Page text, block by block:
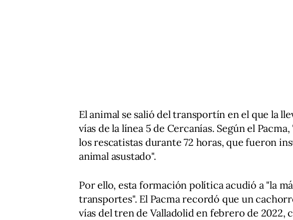
El animal se salió del transportín en el que la
vías de la línea 5 de Cercanías. Según el
los rescatistas durante 72 horas, que fueron
animal asustado".
Por ello, esta formación política acudió a "la
transportes". El Pacma recordó que un
vías del tren de Valladolid en febrero de 2022,